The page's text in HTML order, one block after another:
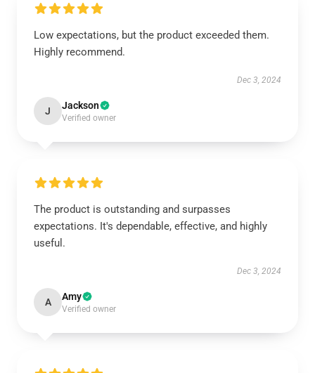
Low expectations, but the product exceeded them.
Highly recommend.
Dec 3, 2024
J Jackson
Verified owner
The product is outstanding and surpasses
expectations. It's dependable, effective, and highly
useful.
Dec 3, 2024
A Amy
Verified owner